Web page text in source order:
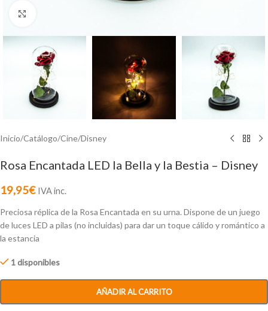
Inicio/Catálogo/Cine/Disney
Rosa Encantada LED la Bella y la Bestia – Disney
19,95€ IVA inc.
Preciosa réplica de la Rosa Encantada en su urna. Dispone de un juego
de luces LED a pilas (no incluidas) para dar un toque cálido y romántico a
la estancia
1 disponibles
AÑADIR AL CARRITO